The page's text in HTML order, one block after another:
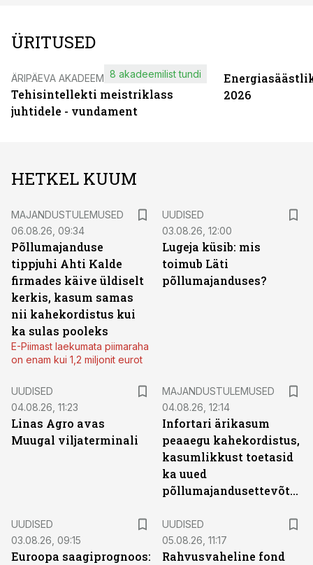
ÜRITUSED
ÄRIPÄEVA AKADEEMIA
Tehisintellekti meistriklass
juhtidele - vundament
8 akadeemilist tundi
2026
HETKEL KUUM
MAJANDUSTULEMUSED
06.08.26, 09:34
Põllumajanduse
tippjuhi Ahti Kalde
firmades käive üldiselt
kerkis, kasum samas
nii kahekordistus kui
ka sulas pooleks
E-Piimast laekumata piimaraha
on enam kui 1,2 miljonit eurot
UUDISED
03.08.26, 12:00
Lugeja küsib: mis
toimub Läti
põllumajanduses?
UUDISED
04.08.26, 11:23
Linas Agro avas
Muugal viljaterminali
MAJANDUSTULEMUSED
04.08.26, 12:14
Infortari ärikasum
peaaegu kahekordistus,
kasumlikkust toetasid
ka uued
põllumajandusettevõtted
UUDISED
03.08.26, 09:15
Euroopa saagiprognoos:
UUDISED
05.08.26, 11:17
Rahvusvaheline fond